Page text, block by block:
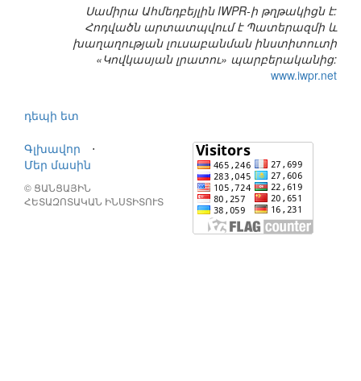
Սամիրա Ահմեդբեյլին IWPR-ի թղթակիցն է:
Հոդվածն արտատպվում է Պատերազմի և
խաղաղության լուսաբանման ինստիտուտի
«Կովկասյան լրատու» պարբերականից:
www.iwpr.net
դեպի ետ
Գլխավոր
⋅
Մեր մասին
© ՑԱՆՑԱՅԻՆ
ՀԵՏԱԶՈՏԱԿԱՆ ԻՆՍՏԻՏՈՒՏ